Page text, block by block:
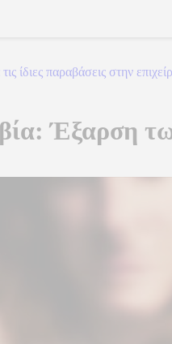
ίδιες παραβάσεις στην
Έξαρση